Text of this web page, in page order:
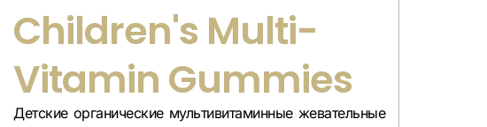
Children's Multi-
Vitamin Gummies
Детские органические мультивитаминные жевательные